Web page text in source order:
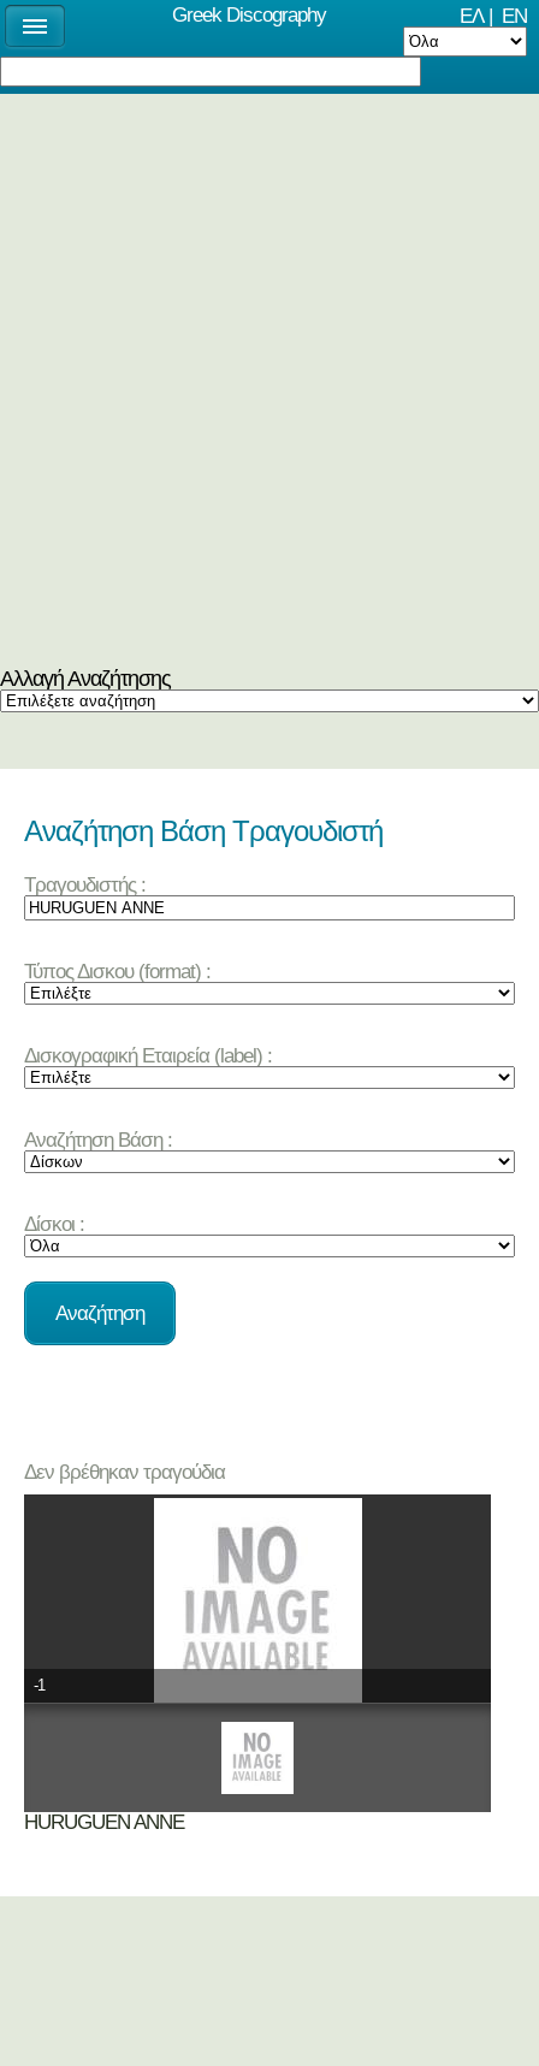
ΕΛ| EN
Αλλαγή Αναζήτησης
Αναζήτηση Βάση Τραγουδιστή
Τραγουδιστής :
Τύπος Δισκου (format) :
Δισκογραφική Εταιρεία (label) :
Αναζήτηση Βάση :
Δίσκοι :
Δεν βρέθηκαν τραγούδια
-1
HURUGUEN ANNE
Greek Discography